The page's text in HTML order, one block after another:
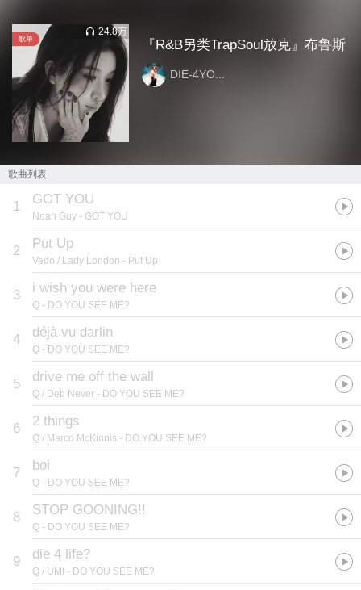
歌单
24.8万
『R&B另类TrapSoul放克』布鲁斯
DIE-4YO...
歌曲列表
1 GOT YOU
Noah Guy - GOT YOU
2 Put Up
Vedo / Lady London - Put Up
3 i wish you were here
Q - DO YOU SEE ME?
4 déjà vu darlin
Q - DO YOU SEE ME?
5 drive me off the wall
Q / Deb Never - DO YOU SEE ME?
6 2 things
Q / Marco McKinnis - DO YOU SEE ME?
7 boi
Q - DO YOU SEE ME?
8 STOP GOONING!!
Q - DO YOU SEE ME?
9 die 4 life?
Q / UMI - DO YOU SEE ME?